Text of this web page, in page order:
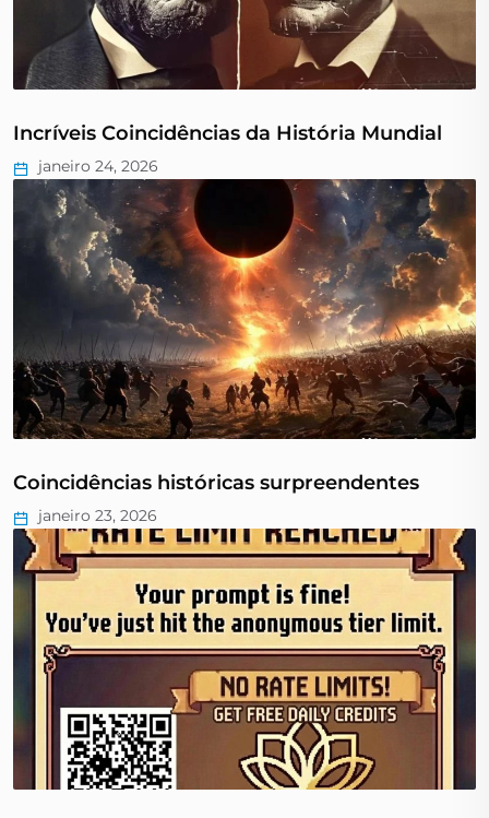
Incríveis Coincidências da História Mundial
janeiro 24, 2026
Coincidências históricas surpreendentes
janeiro 23, 2026